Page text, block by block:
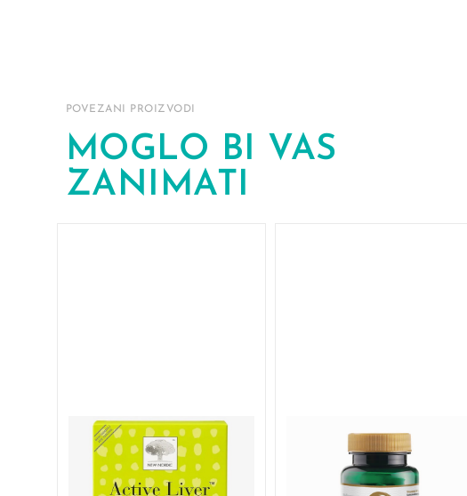
POVEZANI PROIZVODI
MOGLO BI VAS
ZANIMATI